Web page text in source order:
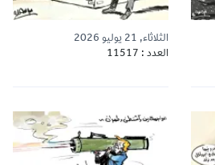
الثلاثاء, 21 يوليو 2026
العدد : 11517